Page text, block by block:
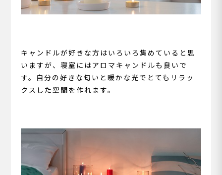
キャンドルが好きな方はいろいろ集めていると思
いますが、寝室にはアロマキャンドルも良いで
す。自分の好きな匂いと暖かな光でとてもリラッ
クスした空間を作れます。